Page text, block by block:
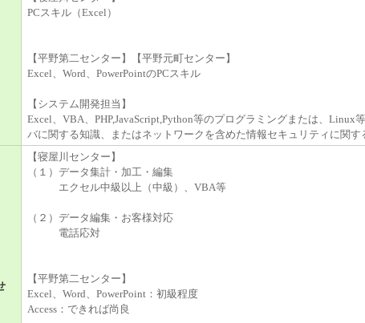
PCスキル（Excel）
【平野第二センター】【平野元町センター】
Excel、Word、PowerPointのPCスキル
【システム開発担当】
Excel、VBA、PHP,JavaScript,Python等のプログラミングまたは、Linux
バに関する知識、またはネットワークを含めた情報セキュリティに関す
【寝屋川センター】
（１）データ集計・加工・編集
エクセル中級以上（中級）、VBA等
（２）データ編集・お客様対応
電話応対
【平野第二センター】
Excel、Word、PowerPoint：初級程度
Access：できれば尚良